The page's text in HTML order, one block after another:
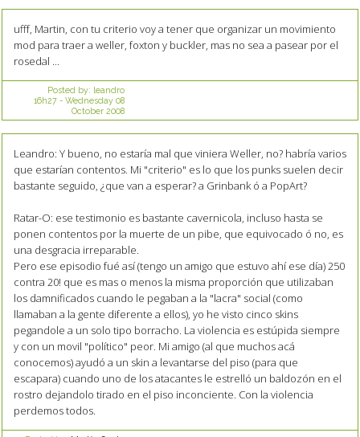
ufff, Martin, con tu criterio voy a tener que organizar un movimiento
mod para traer a weller, foxton y buckler, mas no sea a pasear por el
rosedal ...
Posted by: leandro
16h27- Wednesday 08
October 2008
Leandro: Y bueno, no estaría mal que viniera Weller, no? habría varios
que estarían contentos. Mi "criterio" es lo que los punks suelen decir
bastante seguido, ¿que van a esperar? a Grinbank ó a PopArt?
Ratar-O: ese testimonio es bastante cavernicola, incluso hasta se
ponen contentos por la muerte de un pibe, que equivocado ó no, es
una desgracia irreparable.
Pero ese episodio fué así (tengo un amigo que estuvo ahí ese día) 250
contra 20! que es mas o menos la misma proporción que utilizaban
los damnificados cuando le pegaban a la "lacra" social (como
llamaban a la gente diferente a ellos), yo he visto cinco skins
pegandole a un solo tipo borracho. La violencia es estúpida siempre
y con un movil "político" peor. Mi amigo (al que muchos acá
conocemos) ayudó a un skin a levantarse del piso (para que
escapara) cuando uno de los atacantes le estrelló un baldozón en el
rostro dejandolo tirado en el piso inconciente. Con la violencia
perdemos todos.